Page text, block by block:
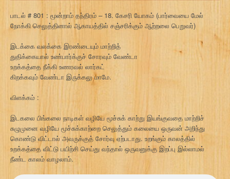
பாடல் # 801 : மூன்றாம் தந்திரம் – 18. கேசரி யோகம் (பார்வையை மேல்
நோக்கி செலுத்தினால் ஆகாயத்தில் சஞ்சரிக்கும் ஆற்றலை பெறுவர்)
இடக்கை வலக்கை இரண்டையும் மாற்றித்
துதிக்கையால் உண்பார்க்குச் சோரவும் வேண்டா
உறக்கத்தை நீக்கி உணரவல் லார்கட்
கிறக்கவும் வேண்டா இருக்கலு மாமே.
விளக்கம் :
இடகலை பிங்கலை நாடிகள் வழியே மூச்சுக் காற்று இயங்குவதை மாற்றிச்
சுழுமுனை வழியே மூச்சுக்காற்றை செலுத்தும் கலையை ஒருவன் அறிந்து
கொண்டு விட்டால் அவருக்குத் சோர்வு ஏற்படாது. உறங்கும் காலத்தில்
உறக்கத்தை விட்டு பயிற்சி செய்து வந்தால் ஒருவனுக்கு இறப்பு இல்லாமல்
நீண்ட காலம் வாழலாம்.